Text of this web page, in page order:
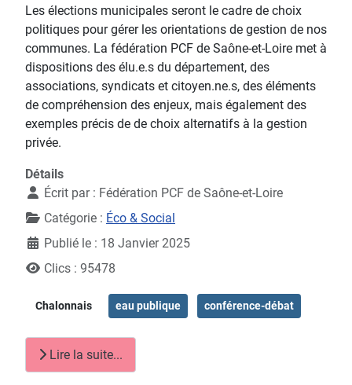
Les élections municipales seront le cadre de choix
politiques pour gérer les orientations de gestion de nos
communes. La fédération PCF de Saône-et-Loire met à
dispositions des élu.e.s du département, des
associations, syndicats et citoyen.ne.s, des éléments
de compréhension des enjeux, mais également des
exemples précis de de choix alternatifs à la gestion
privée.
Détails
Écrit par : Fédération PCF de Saône-et-Loire
Catégorie : Éco & Social
Publié le : 18 Janvier 2025
Clics : 95478
Chalonnais eau publique conférence-débat
Lire la suite...